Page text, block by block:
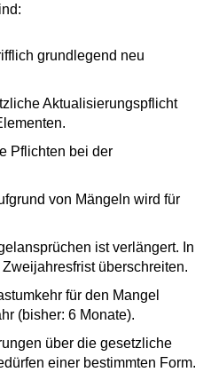
grundlegend neu
Aktualisierungspflicht
Pflichten bei der
von Mängeln wird für
ist verlängert. In
überschreiten.
für den Mangel
(bisher: 6 Monate).
über die gesetzliche
einer bestimmten Form.